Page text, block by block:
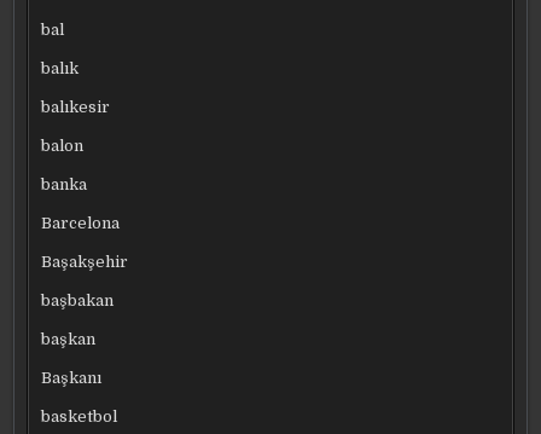
bal
balık
balıkesir
balon
banka
Barcelona
Başakşehir
başbakan
başkan
Başkanı
basketbol